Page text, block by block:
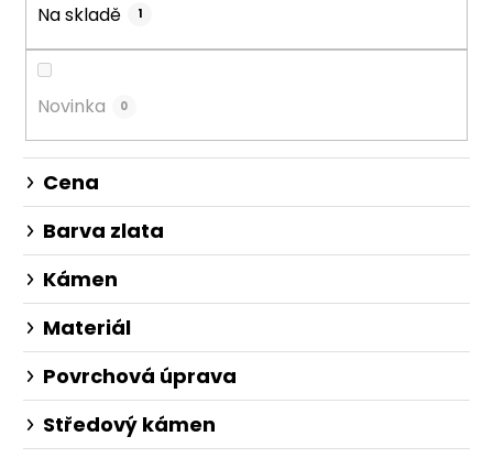
u
ů
Na skladě 1
Novinka 0
Cena
Barva zlata
Kámen
Materiál
Povrchová úprava
Středový kámen